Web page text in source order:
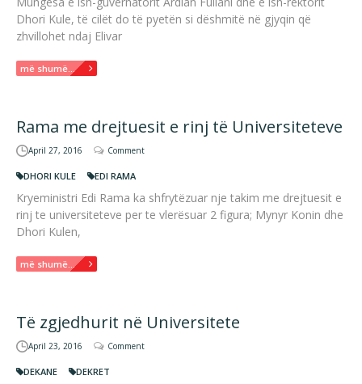
Dhori Kule, të cilët do të pyetën si dëshmitë në gjyqin që
zhvillohet ndaj Elivar
më shumë...
Rama me drejtuesit e rinj të Universiteteve
April 27, 2016 Comment
DHORI KULE EDI RAMA
Kryeministri Edi Rama ka shfrytëzuar nje takim me drejtuesit e
rinj te universiteteve per te vlerësuar 2 figura; Mynyr Konin dhe
Dhori Kulen,
më shumë...
Të zgjedhurit në Universitete
April 23, 2016 Comment
DEKANE DEKRET